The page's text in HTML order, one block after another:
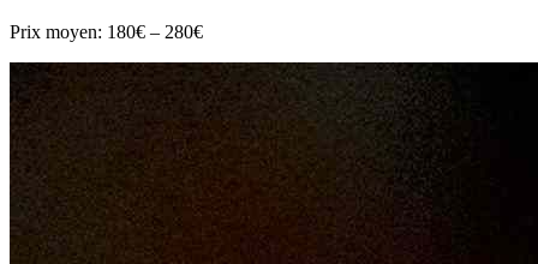
Prix moyen: 180€ – 280€